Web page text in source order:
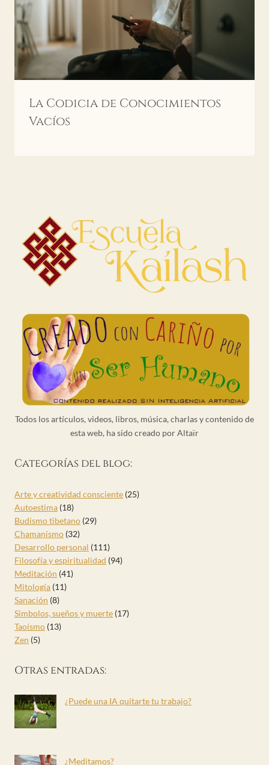
La Codicia de Conocimientos
Vacíos
Todos los artículos, videos, libros, música, charlas y contenido de
esta web, ha sido creado por Altaïr
Categorías del blog:
Arte y creatividad consciente (25)
Autoestima (18)
Budismo tibetano (29)
Chamanísmo (32)
Desarrollo personal (111)
Filosofía y espiritualidad (94)
Meditación (41)
Mitología (11)
Sanación (8)
Simbolos, sueños y muerte (17)
Taoísmo (13)
Zen (5)
Otras entradas:
¿Puede una IA quitarte tu trabajo?
¿Meditamos?